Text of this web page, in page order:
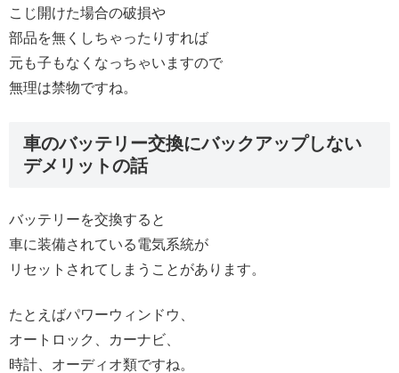
こじ開けた場合の破損や
部品を無くしちゃったりすれば
元も子もなくなっちゃいますので
無理は禁物ですね。
車のバッテリー交換にバックアップしない
デメリットの話
バッテリーを交換すると
車に装備されている電気系統が
リセットされてしまうことがあります。
たとえばパワーウィンドウ、
オートロック、カーナビ、
時計、オーディオ類ですね。